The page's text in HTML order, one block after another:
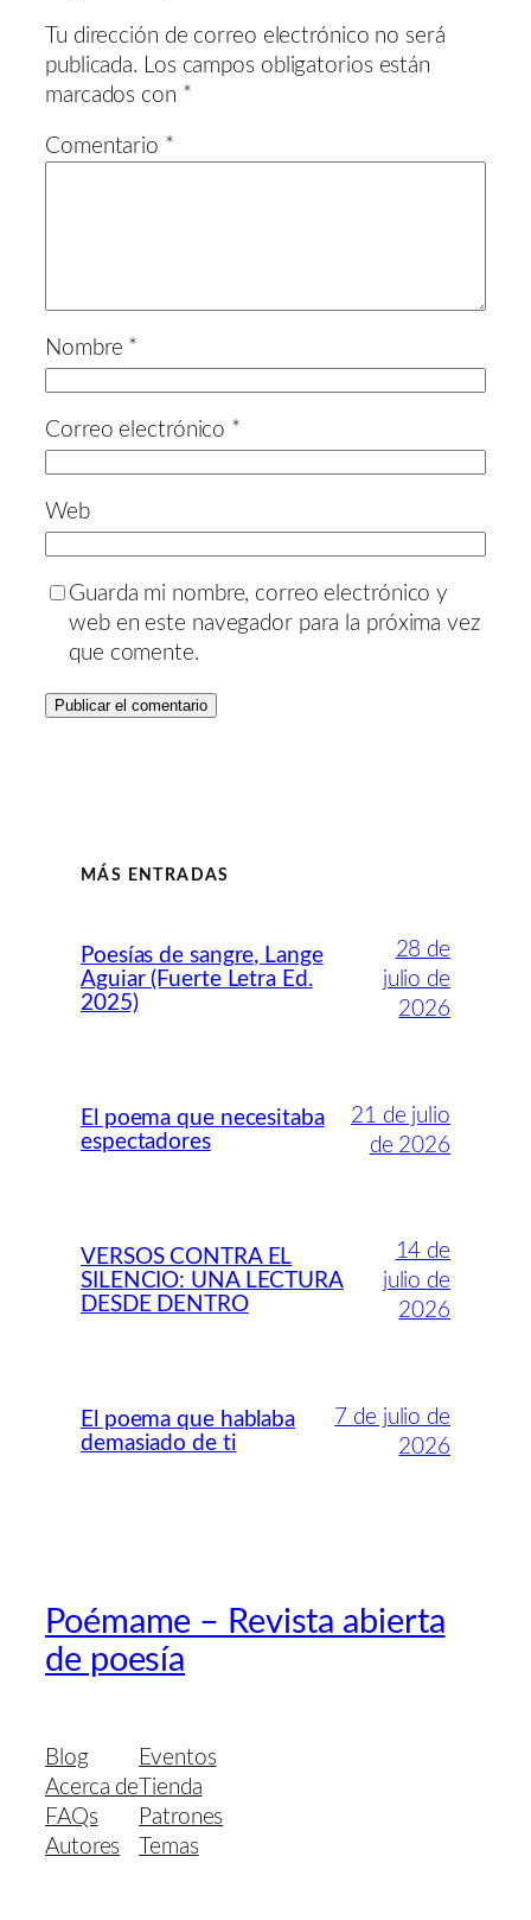
Tu dirección de correo electrónico no será
publicada.
Los campos obligatorios están
marcados con *
Comentario *
Nombre *
Correo electrónico *
Web
Guarda mi nombre, correo electrónico y
web en este navegador para la próxima vez
que comente.
MÁS ENTRADAS
Poesías de sangre, Lange
Aguiar (Fuerte Letra Ed.
2025)
28 de
julio de
2026
El poema que necesitaba
espectadores
21 de julio
de 2026
VERSOS CONTRA EL
SILENCIO: UNA LECTURA
DESDE DENTRO
14 de
julio de
2026
El poema que hablaba
demasiado de ti
7 de julio de
2026
Poémame – Revista abierta
de poesía
Blog
Acerca de
FAQs
Autores
Eventos
Tienda
Patrones
Temas